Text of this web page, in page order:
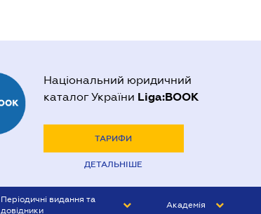
Національний юридичний
каталог України Liga:BOOK
ТАРИФИ
ДЕТАЛЬНІШЕ
Періодичні видання та
довідники
Академія